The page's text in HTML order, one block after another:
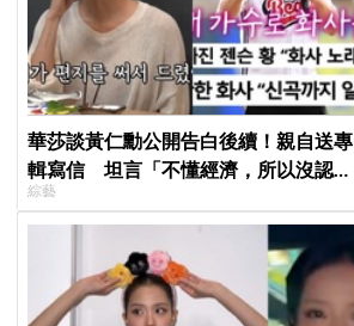
華莎談黃仁勳公開告白後續！親自送專
輯寫信 坦言「不懂經濟，所以沒認出
來」
綜藝